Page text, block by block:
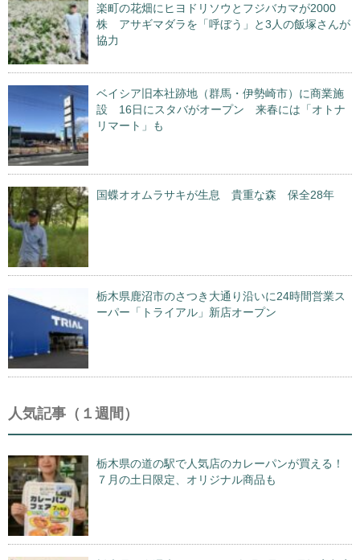
楽町の花畑にヒヨドリソウとフジバカマが2000
株 アサギマダラを「呼ぼう」と3人の飯塚さんが
協力
ベイシア旧本社跡地（群馬・伊勢崎市）に商業施
設 16日にスタバがオープン 来春には「オトナ
リマート」も
国蝶オオムラサキが生息 貴重な森 保全28年
栃木県鹿沼市のさつき大通り沿いに24時間営業ス
ーパー「トライアル」新店オープン
人気記事（１週間）
栃木県の道の駅で人気店のカレーパンが買える！
７月の土日限定、オリジナル商品も